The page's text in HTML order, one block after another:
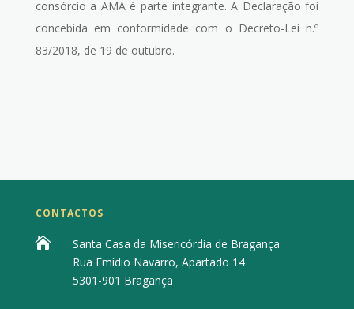
consórcio a AMA é parte integrante. A Declaração foi
concebida em conformidade com o Decreto-Lei n.º
83/2018, de 19 de outubro.
CONTACTOS

Santa Casa da Misericórdia de Bragança
Rua Emídio Navarro, Apartado 14
5301-901 Bragança